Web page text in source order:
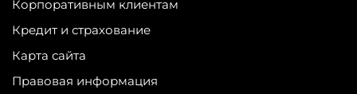
Корпоративным клиентам
Кредит и страхование
Карта сайта
Правовая информация